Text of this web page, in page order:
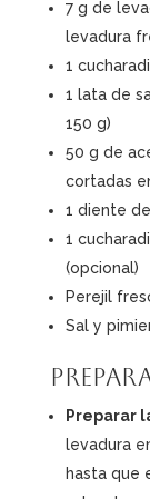
7 g de
levadura
1
1 lata de
150 g)
50 g de
cortadas
1 diente
1
(opcional)
Perejil
Sal y
Preparar
levadura
hasta que